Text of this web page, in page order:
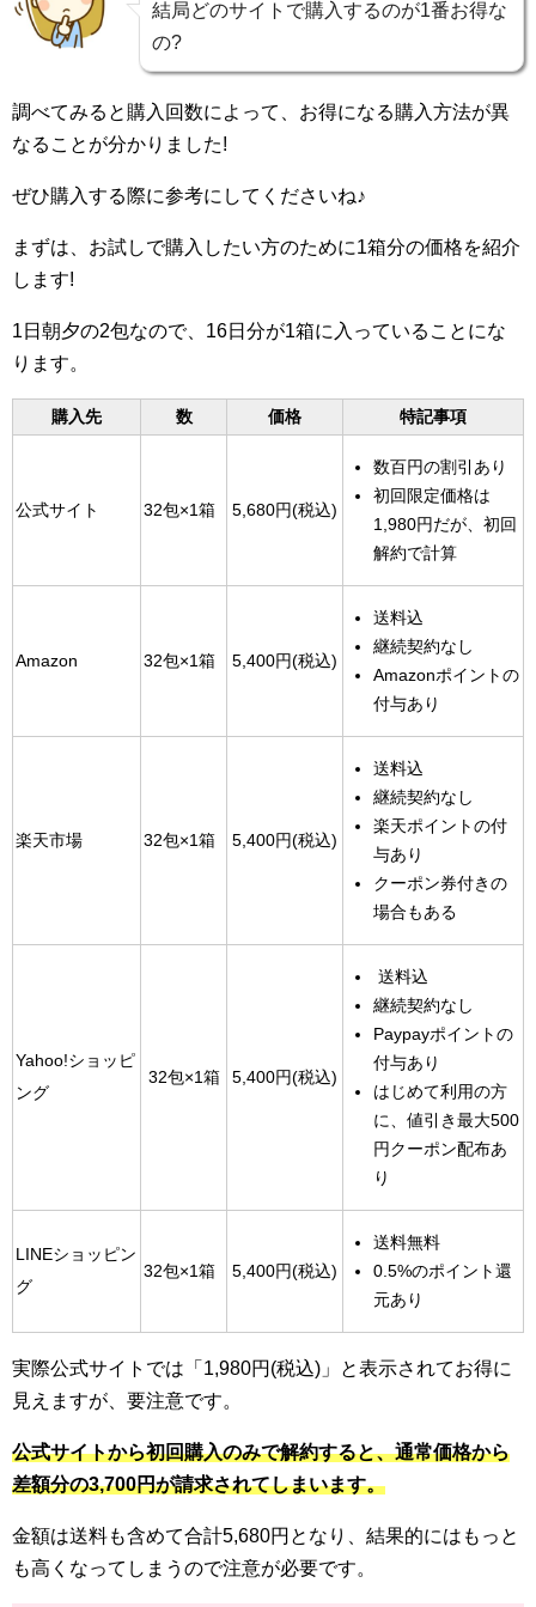
結局どのサイトで購入するのが1番お得な
の?
調べてみると購入回数によって、お得になる購入方法が異
なることが分かりました!
ぜひ購入する際に参考にしてくださいね♪
まずは、お試しで購入したい方のために1箱分の価格を紹介
します!
1日朝夕の2包なので、16日分が1箱に入っていることにな
ります。
購入先 数 価格 特記事項
公式サイト 32包×1箱 5,680円(税込)
数百円の割引あり
初回限定価格は
1,980円だが、初回
解約で計算
Amazon 32包×1箱 5,400円(税込)
送料込
継続契約なし
Amazonポイントの
付与あり
楽天市場 32包×1箱 5,400円(税込)
送料込
継続契約なし
楽天ポイントの付
与あり
クーポン券付きの
場合もある
Yahoo!ショッピ
ング
32包×1箱 5,400円(税込)
送料込
継続契約なし
Paypayポイントの
付与あり
はじめて利用の方
に、値引き最大500
円クーポン配布あ
り
LINEショッピン
グ
32包×1箱 5,400円(税込)
送料無料
0.5%のポイント還
元あり
実際公式サイトでは「1,980円(税込)」と表示されてお得に
見えますが、要注意です。
公式サイトから初回購入のみで解約すると、通常価格から
差額分の3,700円が請求されてしまいます。
金額は送料も含めて合計5,680円となり、結果的にはもっと
も高くなってしまうので注意が必要です。